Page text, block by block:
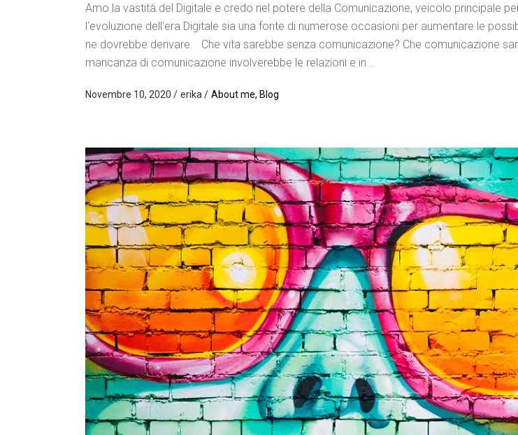
Amo la vastità del Digitale e credo nel potere della Comunicazione, veicolo principale
l'evoluzione dell'era Digitale sia una fonte di numerose occasioni per aumentare le
ne dovrebbe derivare. Che vita sarebbe senza comunicazione? Che comunicazione
mancanza di comunicazione involverebbe le relazioni e in...
Novembre 10, 2020 erika About me, Blog